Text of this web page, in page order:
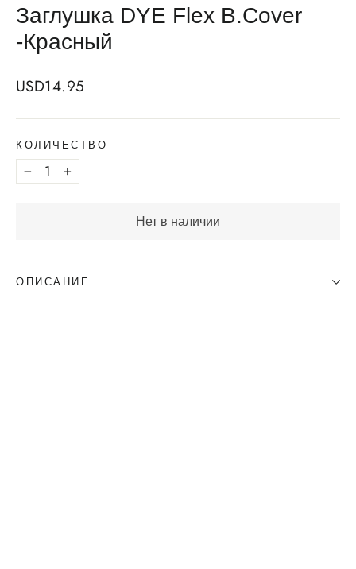
Заглушка DYE Flex B.Cover
-Красный
Regular
USD14.95
КОЛИЧЕСТВО
− +
Нет в наличии
ОПИСАНИЕ